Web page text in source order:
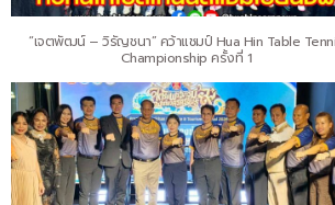
“เจตพัฒน์ – วิรัญชนา” คว้าแชมป์ Hua Hin Table
Championship ครั้งที่ 1